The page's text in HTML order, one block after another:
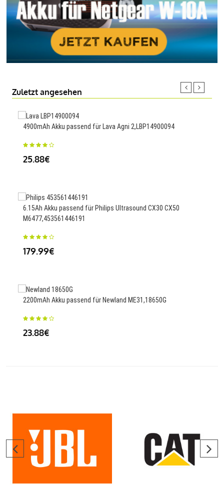
Zuletzt angesehen
4900mAh Akku passend für Lava Agni 2,LBP14900094
25.88€
6.15Ah Akku passend für Philips Ultrasound CX30 CX50
M6477,453561446191
179.99€
2200mAh Akku passend für Newland ME31,18650G
23.88€